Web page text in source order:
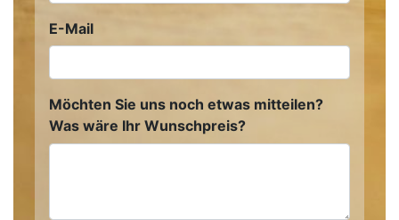
E-Mail
Möchten Sie uns noch etwas mitteilen?
Was wäre Ihr Wunschpreis?